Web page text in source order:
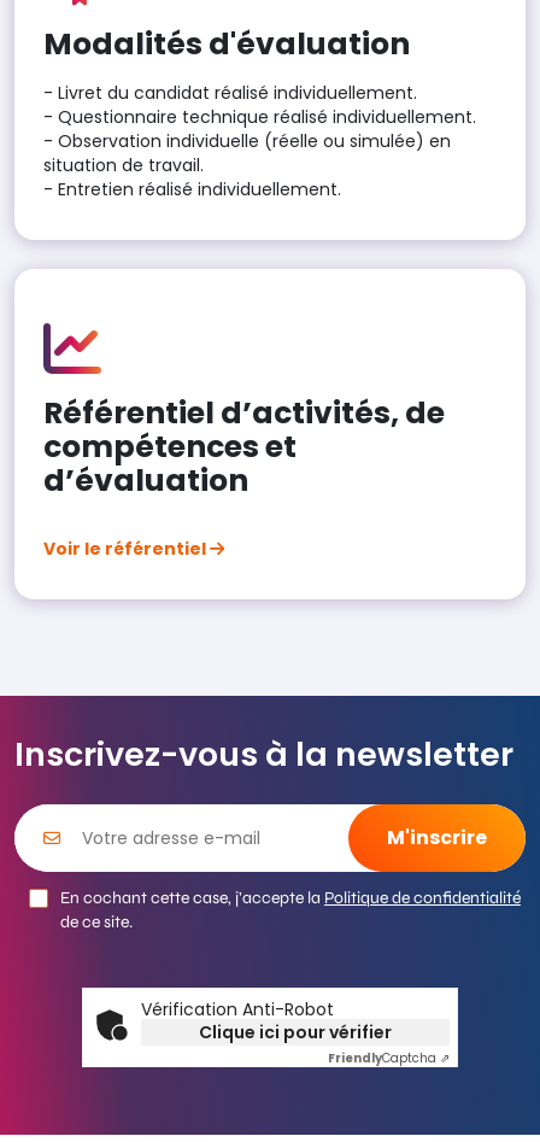
Modalités d'évaluation
- Livret du candidat réalisé individuellement.
- Questionnaire technique réalisé individuellement.
- Observation individuelle (réelle ou simulée) en
situation de travail.
- Entretien réalisé individuellement.
Référentiel d’activités, de
compétences et
d’évaluation
Voir le référentiel
Inscrivez-vous à la newsletter
En cochant cette case, j’accepte la Politique de confidentialité
de ce site.
Vérification Anti-Robot
Clique ici pour vérifier
FriendlyCaptcha ⇗